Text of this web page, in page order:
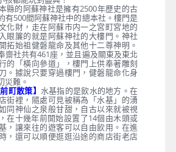
縣的阿蘇神社是擁有2500年歷史的古
有500間阿蘇神社中的總本社。樓門是
化財，走在阿蘇市内一之宮町宮地的
眼簾的就是阿蘇神社的大樓門。神社
拓始祖健磐龍命及其他十二尊神明。
齋社共有461座，並且遍及關東及東北
的「橫向參道」，樓門上供奉著雕刻
。據說只要穿過樓門，健磐龍命化身
災難。
町散策】 水基指的是飲水的地方。在
街裡，隨處可見被稱為「水基」的湧
同神仙之泉般甘甜，自古以來就被視
在十幾年前開始設置了14個由木頭或
，讓來往的遊客可以自由飲用。在進
，還可以順便逛逛沿途的商店街老店